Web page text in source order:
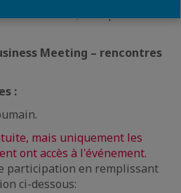
Humaines, Groupama
Meeting – rencontres
:
mais uniquement les
ont accès à l'événement.
participation en remplissant
ci-dessous: